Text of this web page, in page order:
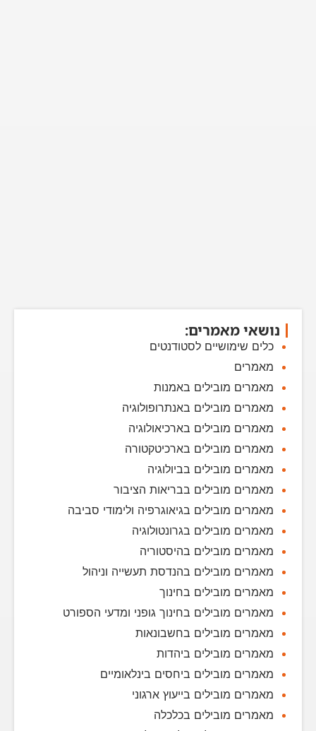
נושאי מאמרים:
כלים שימושיים לסטודנטים
מאמרים
מאמרים מובילים באמנות
מאמרים מובילים באנתרופולוגיה
מאמרים מובילים בארכיאולוגיה
מאמרים מובילים בארכיטקטורה
מאמרים מובילים בביולוגיה
מאמרים מובילים בבריאות הציבור
מאמרים מובילים בגיאוגרפיה ולימודי סביבה
מאמרים מובילים בגרונטולוגיה
מאמרים מובילים בהיסטוריה
מאמרים מובילים בהנדסת תעשייה וניהול
מאמרים מובילים בחינוך
מאמרים מובילים בחינוך גופני ומדעי הספורט
מאמרים מובילים בחשבונאות
מאמרים מובילים ביהדות
מאמרים מובילים ביחסים בינלאומיים
מאמרים מובילים בייעוץ ארגוני
מאמרים מובילים בכלכלה